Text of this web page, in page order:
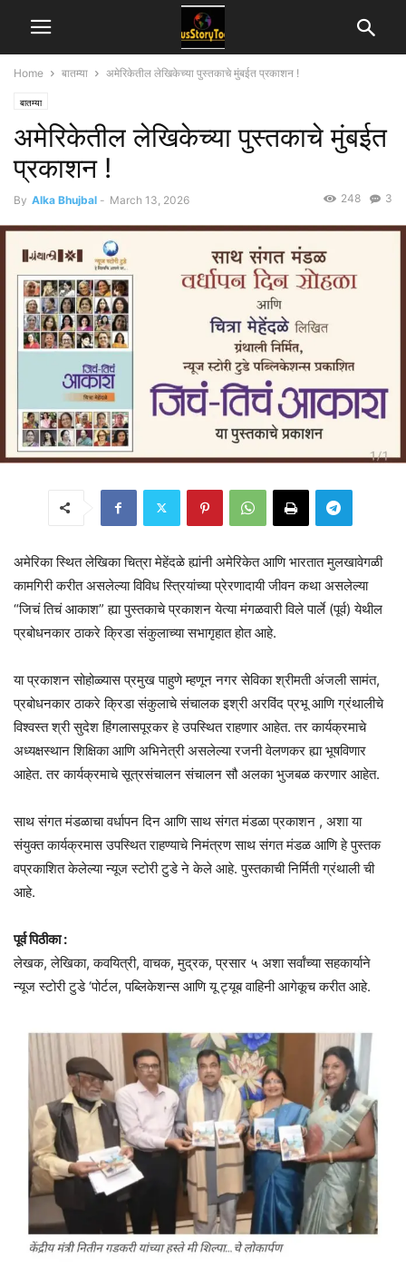
Home बातम्या अमेरिकेतील लेखिकेच्या पुस्तकाचे मुंबईत प्रकाशन !
बातम्या
अमेरिकेतील लेखिकेच्या पुस्तकाचे मुंबईत
प्रकाशन !
By Alka Bhujbal - March 13, 2026 3
248
अमेरिका स्थित लेखिका चित्रा मेहेंदळे ह्यांनी अमेरिकेत आणि भारतात मुलखावेगळी
कामगिरी करीत असलेल्या विविध स्त्रियांच्या प्रेरणादायी जीवन कथा असलेल्या
“जिचं तिचं आकाश” ह्या पुस्तकाचे प्रकाशन येत्या मंगळवारी विले पार्ले (पूर्व) येथील
प्रबोधनकार ठाकरे क्रिडा संकुलाच्या सभागृहात होत आहे.
या प्रकाशन सोहोळ्यास प्रमुख पाहुणे म्हणून नगर सेविका श्रीमती अंजली सामंत,
प्रबोधनकार ठाकरे क्रिडा संकुलाचे संचालक इश्री अरविंद प्रभू आणि ग्रंथालीचे
विश्वस्त श्री सुदेश हिंगलासपूरकर हे उपस्थित राहणार आहेत. तर कार्यक्रमाचे
अध्यक्षस्थान शिक्षिका आणि अभिनेत्री असलेल्या रजनी वेलणकर ह्या भूषविणार
आहेत. तर कार्यक्रमाचे सूत्रसंचालन संचालन सौ अलका भुजबळ करणार आहेत.
साथ संगत मंडळाचा वर्धापन दिन आणि साथ संगत मंडळा प्रकाशन , अशा या
संयुक्त कार्यक्रमास उपस्थित राहण्याचे निमंत्रण साथ संगत मंडळ आणि हे पुस्तक
वप्रकाशित केलेल्या न्यूज स्टोरी टुडे ने केले आहे. पुस्तकाची निर्मिती ग्रंथाली ची
आहे.
पूर्व पिठीका :
लेखक, लेखिका, कवयित्री, वाचक, मुद्रक, प्रसार ५ अशा सर्वांच्या सहकार्याने
न्यूज स्टोरी टुडे ‘पोर्टल, पब्लिकेशन्स आणि यू ट्यूब वाहिनी आगेकूच करीत आहे.